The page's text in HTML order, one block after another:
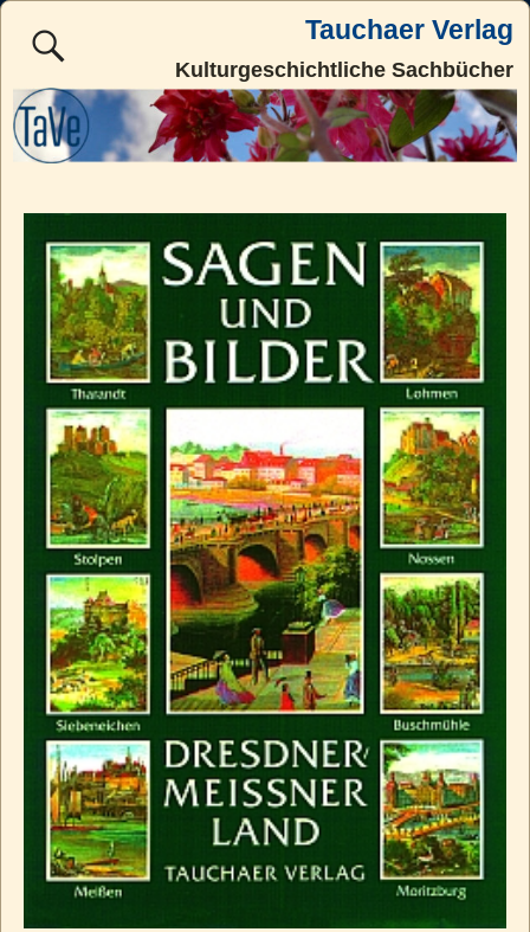
Tauchaer Verlag
Kulturgeschichtliche Sachbücher